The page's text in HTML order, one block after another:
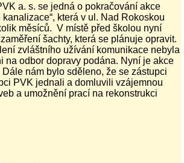
a. s. se jedná o pokračování akce
kanalizace“, která v ul. Nad Rokoskou
měsíců. V místě před školou nyní
šachty, která se plánuje opravit.
zvláštního užívání komunikace nebyla
na odbor dopravy podána. Nyní je akce
Dále nám bylo sděleno, že se zástupci
PVK jednali a domluvili vzájemnou
a umožnění prací na rekonstrukci